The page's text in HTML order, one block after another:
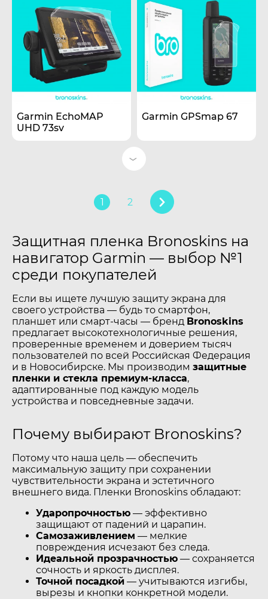
Garmin EchoMAP
UHD 73sv
Garmin GPSmap 67
1 2
Защитная пленка Bronoskins на
навигатор Garmin — выбор №1
среди покупателей
Если вы ищете лучшую защиту экрана для
своего устройства — будь то смартфон,
планшет или смарт-часы — бренд Bronoskins
предлагает высокотехнологичные решения,
проверенные временем и доверием тысяч
пользователей по всей Российская Федерация
и в Новосибирске. Мы производим защитные
пленки и стекла премиум-класса,
адаптированные под каждую модель
устройства и повседневные задачи.
Почему выбирают Bronoskins?
Потому что наша цель — обеспечить
максимальную защиту при сохранении
чувствительности экрана и эстетичного
внешнего вида. Пленки Bronoskins обладают:
Ударопрочностью — эффективно
защищают от падений и царапин.
Самозаживлением — мелкие
повреждения исчезают без следа.
Идеальной прозрачностью — сохраняется
сочность и яркость дисплея.
Точной посадкой — учитываются изгибы,
вырезы и кнопки конкретной модели.